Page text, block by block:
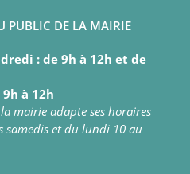
PUBLIC DE LA MAIRIE
: de 9h à 12h et de
à 12h
mairie adapte ses horaires
samedis et du lundi 10 au